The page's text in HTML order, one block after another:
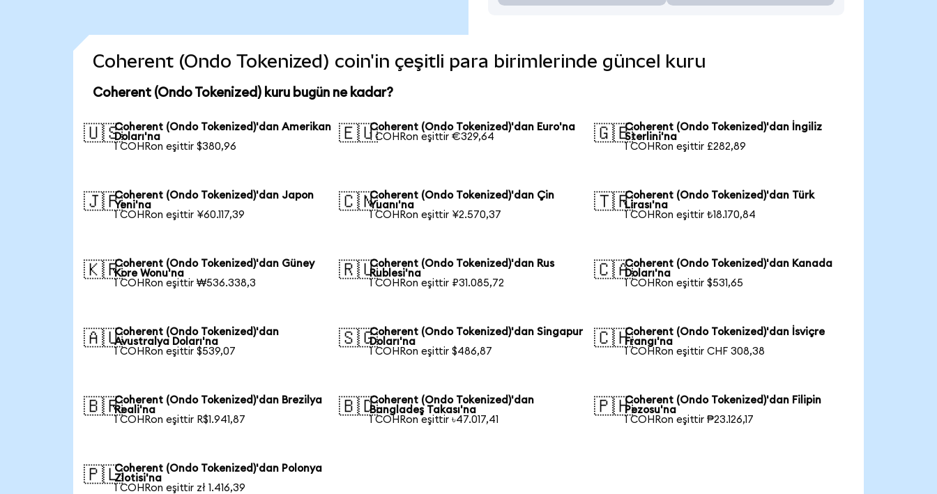
Coherent (Ondo Tokenized) coin'in çeşitli para birimlerinde güncel kuru
Coherent (Ondo Tokenized) kuru bugün ne kadar?
🇺🇸Coherent (Ondo Tokenized)'dan Amerikan
Doları'na
1 COHRon eşittir $380,96
🇪🇺Coherent (Ondo Tokenized)'dan Euro'na
1 COHRon eşittir €329,64
🇬🇧Coherent (Ondo Tokenized)'dan İngiliz
Sterlini'na
1 COHRon eşittir £282,89
🇯🇵Coherent (Ondo Tokenized)'dan Japon
Yeni'na
1 COHRon eşittir ¥60.117,39
🇨🇳Coherent (Ondo Tokenized)'dan Çin
Yuanı'na
1 COHRon eşittir ¥2.570,37
🇹🇷Coherent (Ondo Tokenized)'dan Türk
Lirası'na
1 COHRon eşittir ₺18.170,84
🇰🇷Coherent (Ondo Tokenized)'dan Güney
Kore Wonu'na
1 COHRon eşittir ₩536.338,3
🇷🇺Coherent (Ondo Tokenized)'dan Rus
Rublesi'na
1 COHRon eşittir ₽31.085,72
🇨🇦Coherent (Ondo Tokenized)'dan Kanada
Doları'na
1 COHRon eşittir $531,65
🇦🇺Coherent (Ondo Tokenized)'dan
Avustralya Doları'na
1 COHRon eşittir $539,07
🇸🇬Coherent (Ondo Tokenized)'dan Singapur
Doları'na
1 COHRon eşittir $486,87
🇨🇭Coherent (Ondo Tokenized)'dan İsviçre
Frangı'na
1 COHRon eşittir CHF 308,38
🇧🇷Coherent (Ondo Tokenized)'dan Brezilya
Reali'na
1 COHRon eşittir R$1.941,87
🇧🇩Coherent (Ondo Tokenized)'dan
Bangladeş Takası'na
1 COHRon eşittir ৳47.017,41
🇵🇭Coherent (Ondo Tokenized)'dan Filipin
Pezosu'na
1 COHRon eşittir ₱23.126,17
🇵🇱Coherent (Ondo Tokenized)'dan Polonya
Zlotisi'na
1 COHRon eşittir zł 1.416,39